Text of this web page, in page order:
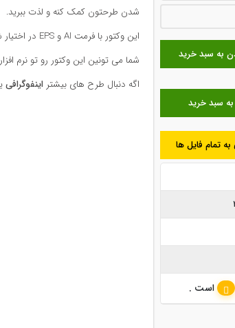
تمام فایل ها
است .
شدن طرحتون کمک کنه و لذت ببرید.
این وکتور با فرمت AI و EPS در اختیار شما قرار دارد.
شما می تونین این وکتور رو تو نرم
اگه دنبال طرح های بیشتر اینفوگرافی